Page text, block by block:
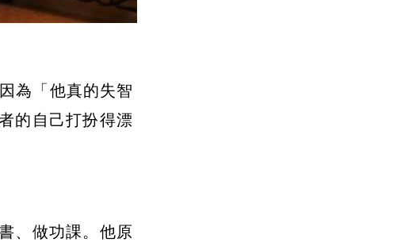
為「他真的失智
的自己打扮得漂
、做功課。他原